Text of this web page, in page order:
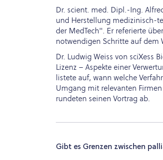
Dr. scient. med. Dipl.-Ing.
und Herstellung medizinisch-
der MedTech". Er referierte
notwendigen Schritte auf dem
Dr. Ludwig Weiss von sciXess
Lizenz – Aspekte einer
listete auf, wann welche
Umgang mit relevanten
rundeten seinen Vortrag ab.
Gibt es Grenzen zwischen